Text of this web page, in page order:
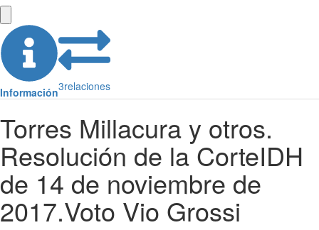
Información3relaciones
Torres Millacura y otros.
Resolución de la CorteIDH
de 14 de noviembre de
2017.Voto Vio Grossi